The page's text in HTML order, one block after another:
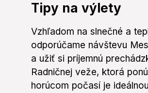
Tipy na výlety
Vzhľadom na slnečné a
odporúčame návštevu
a užiť si príjemnú
Radničnej veže, ktorá
horúcom počasí je